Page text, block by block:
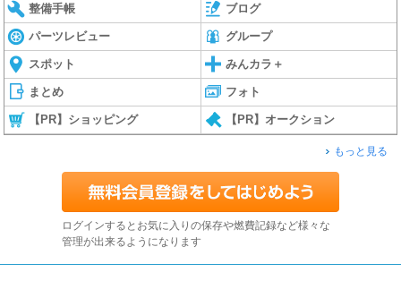
整備手帳 ブログ
パーツレビュー グループ
スポット みんカラ＋
まとめ フォト
【PR】ショッピング 【PR】オークション
もっと見る
ログインするとお気に入りの保存や燃費記録など様々な
管理が出来るようになります